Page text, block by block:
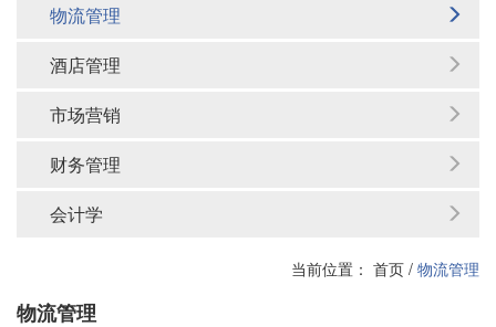
物流管理
酒店管理
市场营销
财务管理
会计学
当前位置： 首页 / 物流管理
物流管理